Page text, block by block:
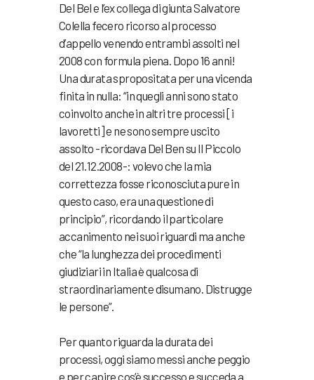
Del Bel e l’ex collega di giunta Salvatore
Colella fecero ricorso al processo
d’appello venendo entrambi assolti nel
2008 con formula piena. Dopo 16 anni!
Una durata spropositata per una vicenda
finita in nulla: “in quegli anni sono stato
coinvolto anche in altri tre processi [i
lavoretti] e ne sono sempre uscito
assolto -ricordava Del Ben su Il Piccolo
del 21.12.2008-: volevo che la mia
correttezza fosse riconosciuta pure in
questo caso, era una questione di
principio”, ricordando il particolare
accanimento nei suoi riguardi ma anche
che “la lunghezza dei procedimenti
giudiziari in Italia è qualcosa di
straordinariamente disumano. Distrugge
le persone”.
Per quanto riguarda la durata dei
processi, oggi siamo messi anche peggio
e per capire cos’è successo e succeda a